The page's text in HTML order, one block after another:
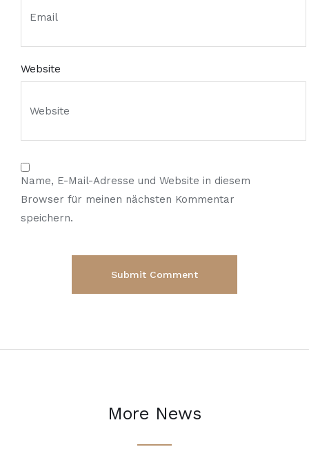
Website
Name, E-Mail-Adresse und Website in diesem
Browser für meinen nächsten Kommentar
speichern.
More News